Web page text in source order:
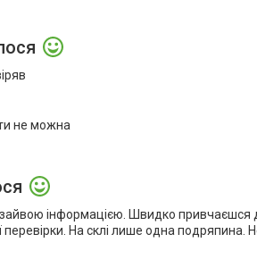
не можна
інформацією. Швидко
На склі лише одна подряпина.